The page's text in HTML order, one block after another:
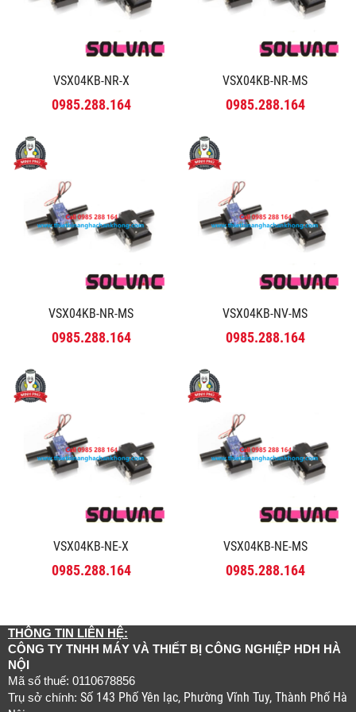
VSX04KB-NR-X
0985.288.164
VSX04KB-NR-MS
0985.288.164
VSX04KB-NR-MS
0985.288.164
VSX04KB-NV-MS
0985.288.164
VSX04KB-NE-X
0985.288.164
VSX04KB-NE-MS
0985.288.164
THÔNG TIN LIÊN HỆ:
CÔNG TY TNHH MÁY VÀ THIẾT BỊ CÔNG NGHIỆP HDH HÀ
NỘI
Mã số thuế: 0110678856
Trụ sở chính: Số 143 Phố Yên lạc, Phường Vĩnh Tuy, Thành Phố Hà